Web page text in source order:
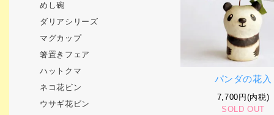
パンダの花入
7,700円(内税)
SOLD OUT
めし碗
ダリアシリーズ
マグカップ
箸置きフェア
ハットクマ
ネコ花ビン
ウサギ花ビン